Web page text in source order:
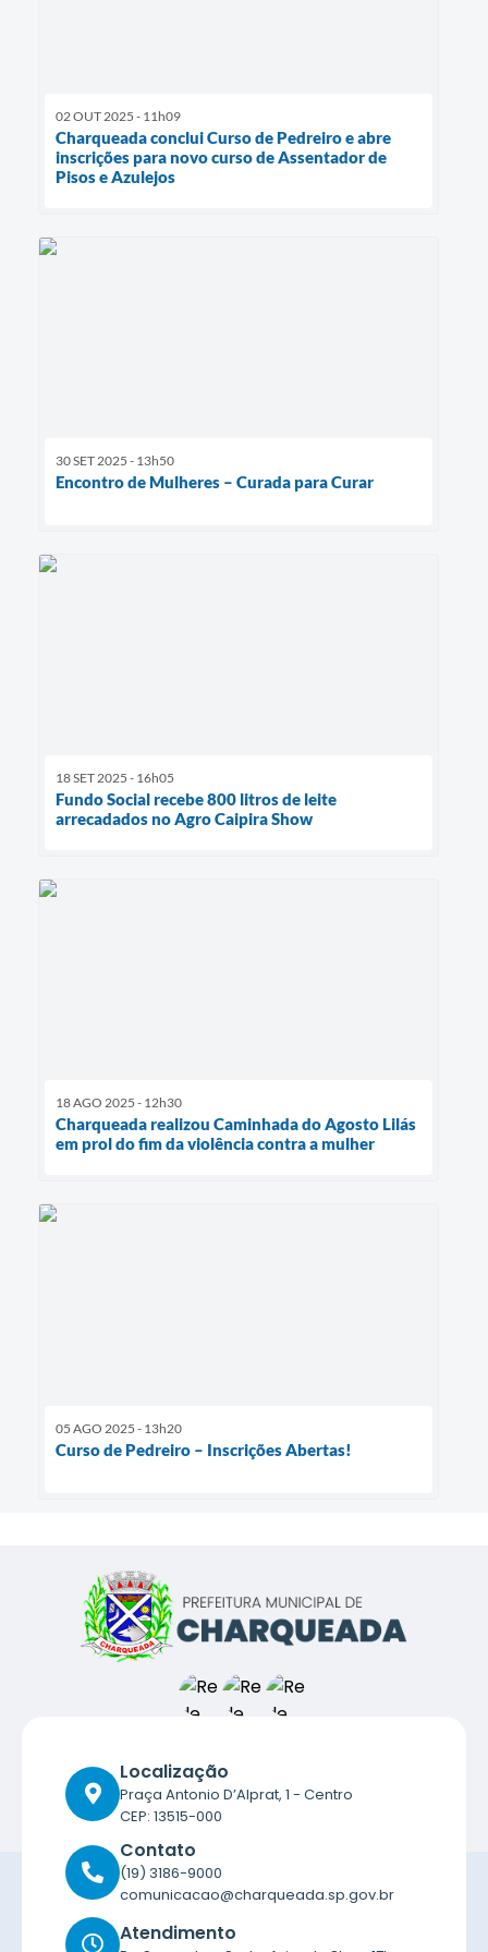
02 OUT 2025 - 11h09
Charqueada conclui Curso de Pedreiro e abre
inscrições para novo curso de Assentador de
Pisos e Azulejos
30 SET 2025 - 13h50
Encontro de Mulheres – Curada para Curar
18 SET 2025 - 16h05
Fundo Social recebe 800 litros de leite
arrecadados no Agro Caipira Show
18 AGO 2025 - 12h30
Charqueada realizou Caminhada do Agosto Lilás
em prol do fim da violência contra a mulher
05 AGO 2025 - 13h20
Curso de Pedreiro – Inscrições Abertas!
Localização
Praça Antonio D’Alprat, 1 - Centro
CEP: 13515-000
Contato
(19) 3186-9000
comunicacao@charqueada.sp.gov.br
Atendimento